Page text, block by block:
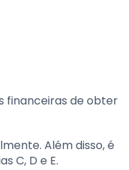
financeiras de obter
Além disso, é
C, D e E.